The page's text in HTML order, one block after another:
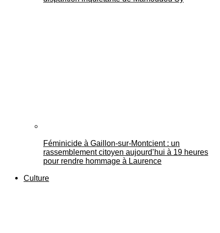
Féminicide à Gaillon‑sur‑Montcient : un
rassemblement citoyen aujourd’hui à 19 heures
pour rendre hommage à Laurence
Culture